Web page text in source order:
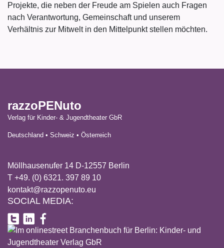
Projekte, die neben der Freude am Spielen auch Fragen
nach Verantwortung, Gemeinschaft und unserem
Verhältnis zur Mitwelt in den Mittelpunkt stellen möchten.
razzoPENuto
Verlag für Kinder- & Jugendtheater GbR
Deutschland • Schweiz • Österreich
Möllhausenufer 14 D-12557 Berlin
T +49. (0) 6321. 397 89 10
kontakt@razzopenuto.eu
SOCIAL MEDIA: